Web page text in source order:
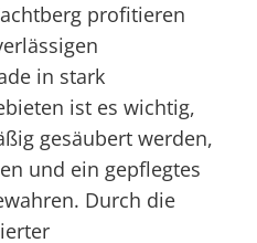
profitieren
in stark
ist es wichtig,
gesäubert werden,
und ein gepflegtes
Durch die